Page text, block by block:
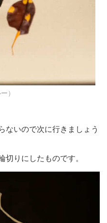
）
ないので次に行きましょう
切りにしたものです。